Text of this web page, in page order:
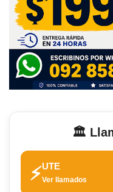
🏛️
⚡UTE
Ver llamados